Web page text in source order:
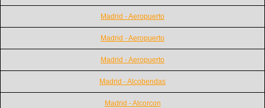
Madrid - Aeropuerto
Madrid - Aeropuerto
Madrid - Aeropuerto
Madrid - Alcobendas
Madrid - Alcorcon